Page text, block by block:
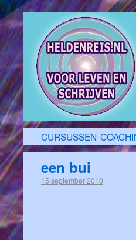
CURSUSSEN
een bui
15 september 2010